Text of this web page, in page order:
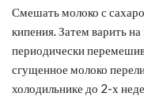
Смешать молоко с
кипения. Затем варить
периодически
сгущенное молоко
холодильнике до 2-х